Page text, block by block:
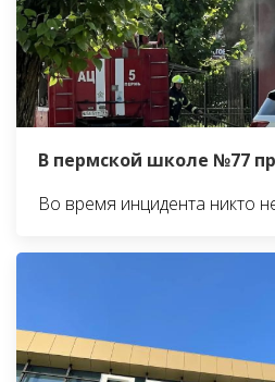
В пермской школе №77
Во время инцидента никто